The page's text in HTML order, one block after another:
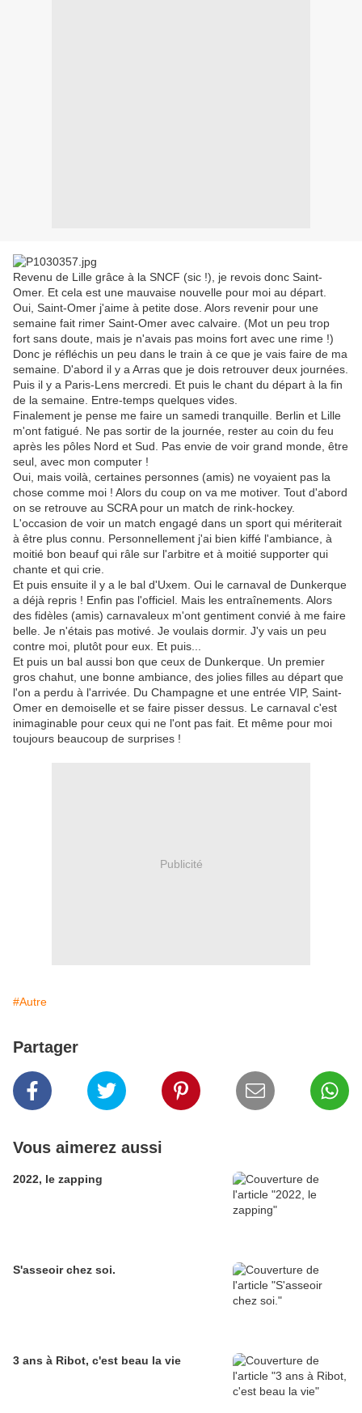
Revenu de Lille grâce à la SNCF (sic !), je revois donc Saint-
Omer. Et cela est une mauvaise nouvelle pour moi au départ.
Oui, Saint-Omer j'aime à petite dose. Alors revenir pour une
semaine fait rimer Saint-Omer avec calvaire. (Mot un peu trop
fort sans doute, mais je n'avais pas moins fort avec une rime !)
Donc je réfléchis un peu dans le train à ce que je vais faire de ma
semaine. D'abord il y a Arras que je dois retrouver deux journées.
Puis il y a Paris-Lens mercredi. Et puis le chant du départ à la fin
de la semaine. Entre-temps quelques vides.
Finalement je pense me faire un samedi tranquille. Berlin et Lille
m'ont fatigué. Ne pas sortir de la journée, rester au coin du feu
après les pôles Nord et Sud. Pas envie de voir grand monde, être
seul, avec mon computer !
Oui, mais voilà, certaines personnes (amis) ne voyaient pas la
chose comme moi ! Alors du coup on va me motiver. Tout d'abord
on se retrouve au SCRA pour un match de rink-hockey.
L'occasion de voir un match engagé dans un sport qui mériterait
à être plus connu. Personnellement j'ai bien kiffé l'ambiance, à
moitié bon beauf qui râle sur l'arbitre et à moitié supporter qui
chante et qui crie.
Et puis ensuite il y a le bal d'Uxem. Oui le carnaval de Dunkerque
a déjà repris ! Enfin pas l'officiel. Mais les entraînements. Alors
des fidèles (amis) carnavaleux m'ont gentiment convié à me faire
belle. Je n'étais pas motivé. Je voulais dormir. J'y vais un peu
contre moi, plutôt pour eux. Et puis...
Et puis un bal aussi bon que ceux de Dunkerque. Un premier
gros chahut, une bonne ambiance, des jolies filles au départ que
l'on a perdu à l'arrivée. Du Champagne et une entrée VIP, Saint-
Omer en demoiselle et se faire pisser dessus. Le carnaval c'est
inimaginable pour ceux qui ne l'ont pas fait. Et même pour moi
toujours beaucoup de surprises !
Publicité
#Autre
Partager
Vous aimerez aussi
2022, le zapping
S'asseoir chez soi.
3 ans à Ribot, c'est beau la vie